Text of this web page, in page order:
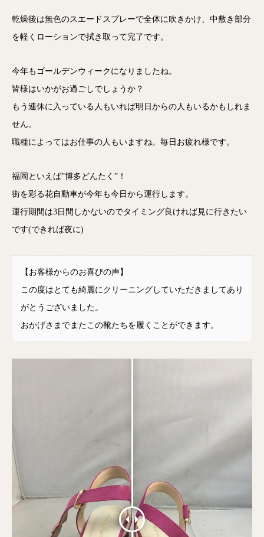
乾燥後は無色のスエードスプレーで全体に吹きかけ、中敷き部分
を軽くローションで拭き取って完了です。
今年もゴールデンウィークになりましたね。
皆様はいかがお過ごしでしょうか？
もう連休に入っている人もいれば明日からの人もいるかもしれま
せん。
職種によってはお仕事の人もいますね。毎日お疲れ様です。
福岡といえば”博多どんたく”！
街を彩る花自動車が今年も今日から運行します。
運行期間は3日間しかないのでタイミング良ければ見に行きたい
です(できれば夜に)
【お客様からのお喜びの声】
この度はとても綺麗にクリーニングしていただきましてあり
がとうございました。
おかげさまでまたこの靴たちを履くことができます。